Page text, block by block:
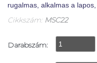
rugalmas, alkalmas a
Cikkszám: MSC22
Darabszám: